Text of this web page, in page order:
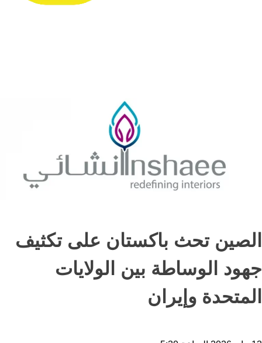
الصين تحث باكستان على تكثيف
جهود الوساطة بين الولايات
المتحدة وإيران